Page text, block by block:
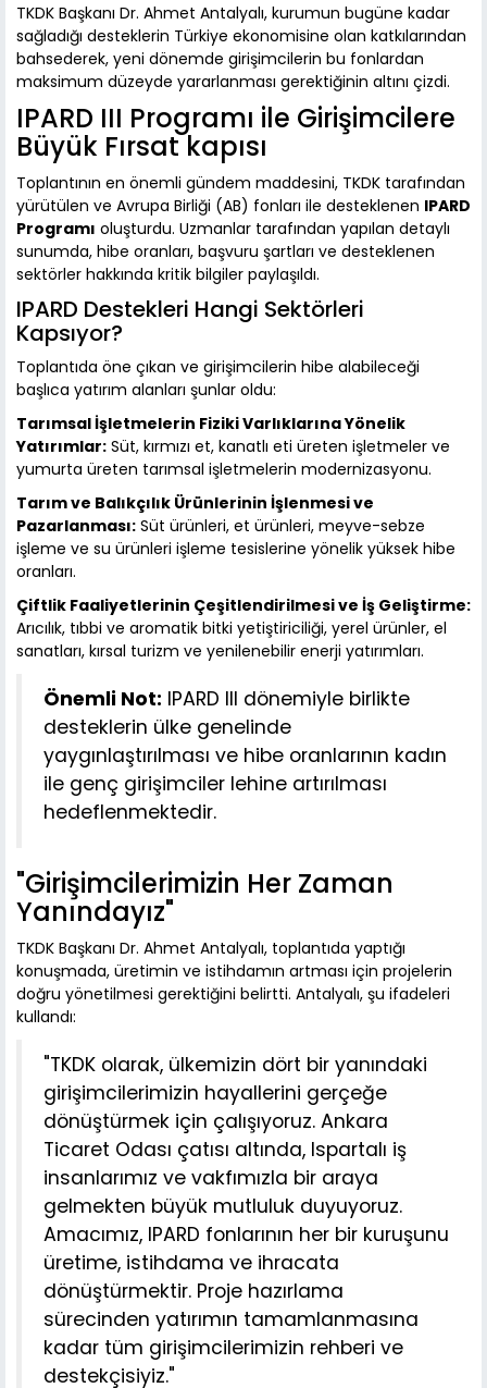
TKDK Başkanı Dr. Ahmet Antalyalı, kurumun bugüne kadar
sağladığı desteklerin Türkiye ekonomisine olan katkılarından
bahsederek, yeni dönemde girişimcilerin bu fonlardan
maksimum düzeyde yararlanması gerektiğinin altını çizdi.
IPARD III Programı ile Girişimcilere
Büyük Fırsat kapısı
Toplantının en önemli gündem maddesini, TKDK tarafından
yürütülen ve Avrupa Birliği (AB) fonları ile desteklenen IPARD
Programı oluşturdu. Uzmanlar tarafından yapılan detaylı
sunumda, hibe oranları, başvuru şartları ve desteklenen
sektörler hakkında kritik bilgiler paylaşıldı.
IPARD Destekleri Hangi Sektörleri
Kapsıyor?
Toplantıda öne çıkan ve girişimcilerin hibe alabileceği
başlıca yatırım alanları şunlar oldu:
Tarımsal İşletmelerin Fiziki Varlıklarına Yönelik
Yatırımlar: Süt, kırmızı et, kanatlı eti üreten işletmeler ve
yumurta üreten tarımsal işletmelerin modernizasyonu.
Tarım ve Balıkçılık Ürünlerinin İşlenmesi ve
Pazarlanması: Süt ürünleri, et ürünleri, meyve-sebze
işleme ve su ürünleri işleme tesislerine yönelik yüksek hibe
oranları.
Çiftlik Faaliyetlerinin Çeşitlendirilmesi ve İş Geliştirme:
Arıcılık, tıbbi ve aromatik bitki yetiştiriciliği, yerel ürünler, el
sanatları, kırsal turizm ve yenilenebilir enerji yatırımları.
Önemli Not: IPARD III dönemiyle birlikte
desteklerin ülke genelinde
yaygınlaştırılması ve hibe oranlarının kadın
ile genç girişimciler lehine artırılması
hedeflenmektedir.
"Girişimcilerimizin Her Zaman
Yanındayız"
TKDK Başkanı Dr. Ahmet Antalyalı, toplantıda yaptığı
konuşmada, üretimin ve istihdamın artması için projelerin
doğru yönetilmesi gerektiğini belirtti. Antalyalı, şu ifadeleri
kullandı:
"TKDK olarak, ülkemizin dört bir yanındaki
girişimcilerimizin hayallerini gerçeğe
dönüştürmek için çalışıyoruz. Ankara
Ticaret Odası çatısı altında, Ispartalı iş
insanlarımız ve vakfımızla bir araya
gelmekten büyük mutluluk duyuyoruz.
Amacımız, IPARD fonlarının her bir kuruşunu
üretime, istihdama ve ihracata
dönüştürmektir. Proje hazırlama
sürecinden yatırımın tamamlanmasına
kadar tüm girişimcilerimizin rehberi ve
destekçisiyiz."